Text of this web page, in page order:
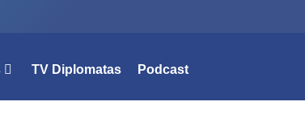
TV Diplomatas Podcast